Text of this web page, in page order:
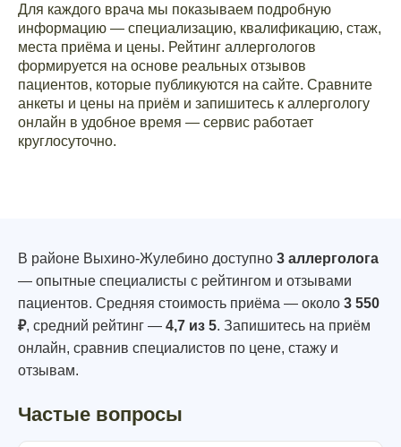
Для каждого врача мы показываем подробную
информацию — специализацию, квалификацию, стаж,
места приёма и цены. Рейтинг аллергологов
формируется на основе реальных отзывов
пациентов, которые публикуются на сайте. Сравните
анкеты и цены на приём и запишитесь к аллергологу
онлайн в удобное время — сервис работает
круглосуточно.
В районе Выхино-Жулебино доступно 3 аллерголога
— опытные специалисты с рейтингом и отзывами
пациентов. Средняя стоимость приёма — около 3 550
₽, средний рейтинг — 4,7 из 5. Запишитесь на приём
онлайн, сравнив специалистов по цене, стажу и
отзывам.
Частые вопросы